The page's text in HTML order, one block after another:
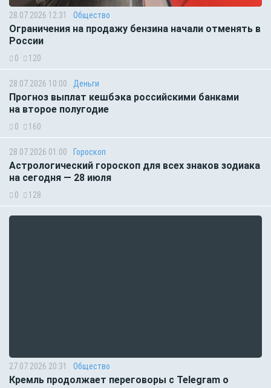
28.07.2026 12:31 Общество
Ограничения на продажу бензина начали отменять в
России
0 120
28.07.2026 10:00 Деньги
Прогноз выплат кешбэка российскими банками
на второе полугодие
0 160
28.07.2026 01:00 Гороскоп
Астрологический гороскоп для всех знаков зодиака
на сегодня — 28 июля
0 128
27.07.2026 20:31 Общество
Кремль продолжает переговоры с Telegram о